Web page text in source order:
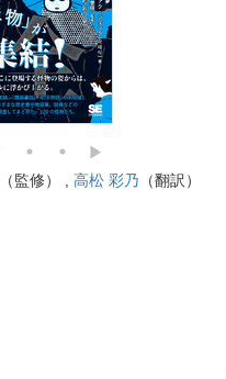
（監修） , 高松 彩乃 （翻訳）